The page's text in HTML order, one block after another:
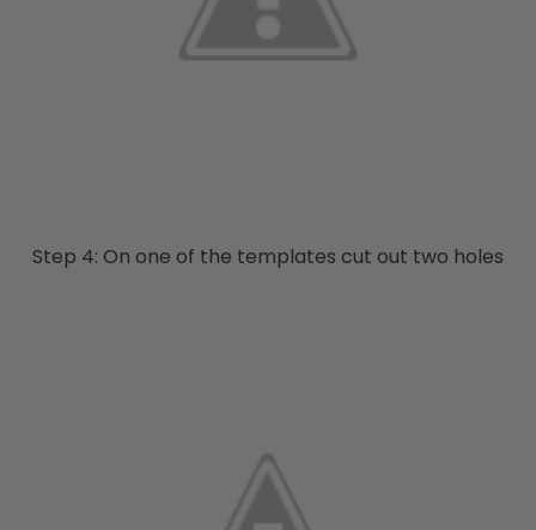
Step 4: On one of the templates cut out two holes